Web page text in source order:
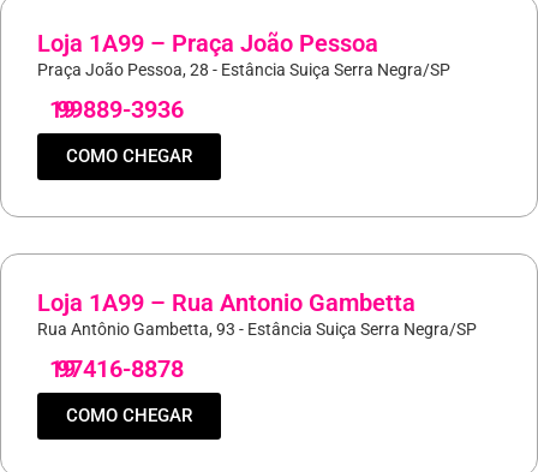
Loja 1A99 – Praça João Pessoa
Praça João Pessoa, 28 - Estância Suiça Serra Negra/SP
19
99889-3936
COMO CHEGAR
Loja 1A99 – Rua Antonio Gambetta
Rua Antônio Gambetta, 93 - Estância Suiça Serra Negra/SP
19
97416-8878
COMO CHEGAR